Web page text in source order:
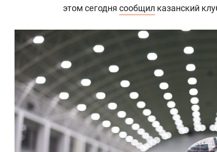
этом сегодня сообщил казанский